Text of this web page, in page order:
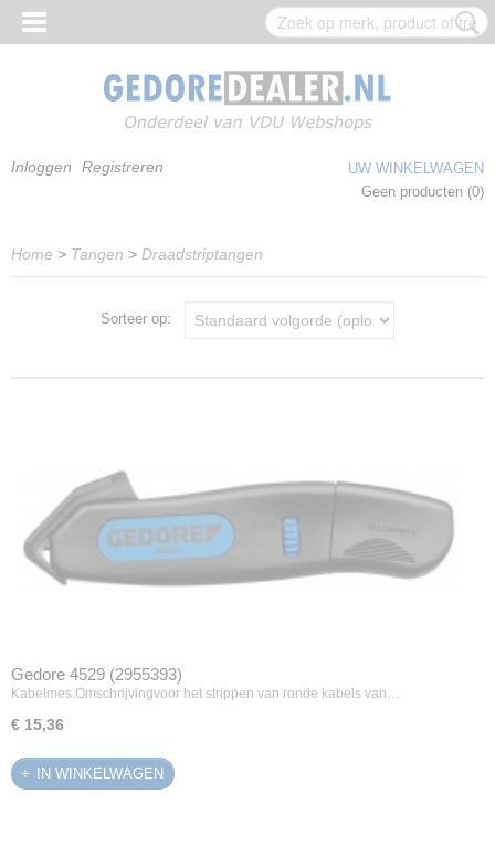
Inloggen Registreren
UW WINKELWAGEN
Geen producten (0)
Home > Tangen > Draadstriptangen
Sorteer op:
Gedore 4529 (2955393)
Kabelmes.Omschrijvingvoor het strippen van ronde kabels van…
€ 15,36
IN WINKELWAGEN